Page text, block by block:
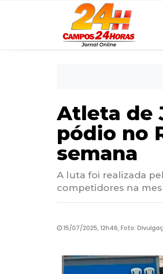
Atleta de
pódio no
semana
A luta foi realizada
competidores na
15/07/2025, 12h46, Foto: